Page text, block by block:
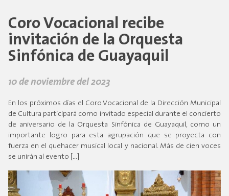
Coro Vocacional recibe
invitación de la Orquesta
Sinfónica de Guayaquil
10 de noviembre del 2023
En los próximos días el Coro Vocacional de la Dirección Municipal
de Cultura participará como invitado especial durante el concierto
de aniversario de la Orquesta Sinfónica de Guayaquil, como un
importante logro para esta agrupación que se proyecta con
fuerza en el quehacer musical local y nacional. Más de cien voces
se unirán al evento […]